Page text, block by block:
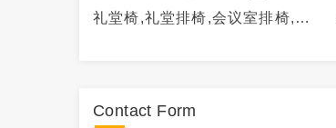
礼堂椅,礼堂排椅,会议室排椅,阶
Contact Form